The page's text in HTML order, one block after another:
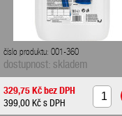
číslo produktu: 001-360
dostupnost: skladem
329,75 Kčbez DPH
399,00 Kčs DPH